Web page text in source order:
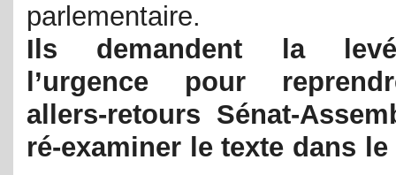
parlementaire.
Ils demandent la
l’urgence pour
allers-retours Sénat-
ré-examiner le texte dans le